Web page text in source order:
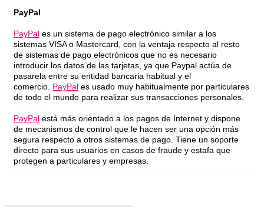
PayPal
PayPal es un sistema de pago electrónico similar a los
sistemas VISA o Mastercard, con la ventaja respecto al resto
de sistemas de pago electrónicos que no es necesario
introducir los datos de las tarjetas, ya que Paypal actúa de
pasarela entre su entidad bancaria habitual y el
comercio. PayPal es usado muy habitualmente por particulares
de todo el mundo para realizar sus transacciones personales.
PayPal está más orientado a los pagos de Internet y dispone
de mecanismos de control que le hacen ser una opción más
segura respecto a otros sistemas de pago. Tiene un soporte
directo para sus usuarios en casos de fraude y estafa que
protegen a particulares y empresas.